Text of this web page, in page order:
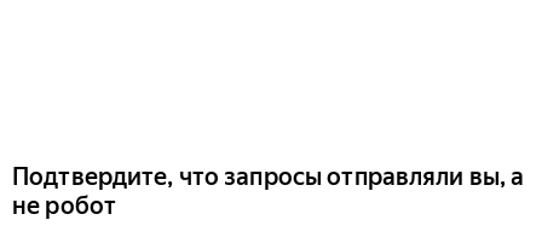
Подтвердите, что запросы отправляли вы, а
не робот